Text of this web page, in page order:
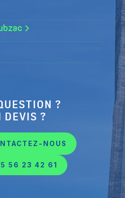
?
DEVIS ?
NOUS
56 23 42 61